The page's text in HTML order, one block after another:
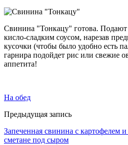
Свинина "Тонкацу" готова.
кисло-сладким соусом, нарезав
кусочки (чтобы было удобно есть
гарнира подойдет рис или свежие
аппетита!
На обед
Предыдущая запись
Запеченная свинина с картофелем
сметане под сыром